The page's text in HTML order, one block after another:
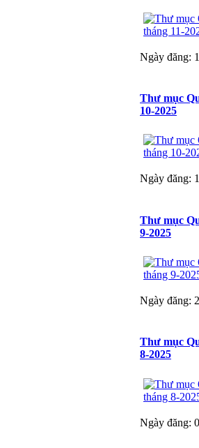
Ngày đăng:
Thư mục
10-2025
Ngày đăng:
Thư mục
9-2025
Ngày đăng:
Thư mục
8-2025
Ngày đăng: